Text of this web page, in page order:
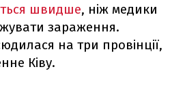
швидше, ніж медики
зараження.
на три провінції,
Ківу.